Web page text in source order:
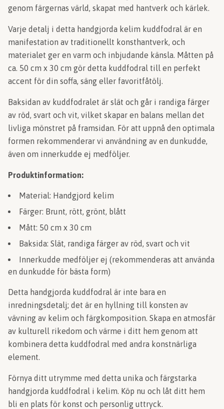
genom färgernas värld, skapat med hantverk och kärlek.
Varje detalj i detta handgjorda kelim kuddfodral är en
manifestation av traditionellt konsthantverk, och
materialet ger en varm och inbjudande känsla. Måtten på
ca. 50 cm x 30 cm gör detta kuddfodral till en perfekt
accent för din soffa, säng eller favoritfåtölj.
Baksidan av kuddfodralet är slät och går i randiga färger
av röd, svart och vit, vilket skapar en balans mellan det
livliga mönstret på framsidan. För att uppnå den optimala
formen rekommenderar vi användning av en dunkudde,
även om innerkudde ej medföljer.
Produktinformation:
Material: Handgjord kelim
Färger: Brunt, rött, grönt, blått
Mått: 50 cm x 30 cm
Baksida: Slät, randiga färger av röd, svart och vit
Innerkudde medföljer ej (rekommenderas att använda
en dunkudde för bästa form)
Detta handgjorda kuddfodral är inte bara en
inredningsdetalj; det är en hyllning till konsten av
vävning av kelim och färgkomposition. Skapa en atmosfär
av kulturell rikedom och värme i ditt hem genom att
kombinera detta kuddfodral med andra konstnärliga
element.
Förnya ditt utrymme med detta unika och färgstarka
handgjorda kuddfodral i kelim. Köp nu och låt ditt hem
bli en plats för konst och personlig uttryck.